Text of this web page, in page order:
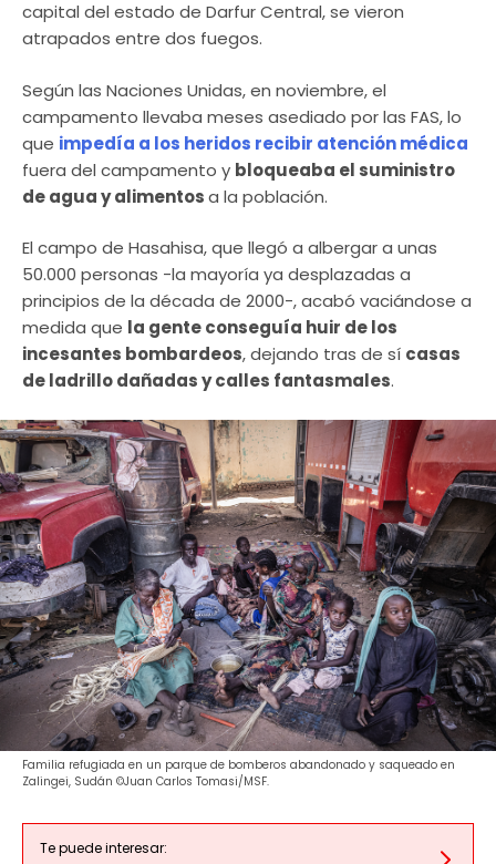
capital del estado de Darfur Central, se vieron
atrapados entre dos fuegos.
Según las Naciones Unidas, en noviembre, el
campamento llevaba meses asediado por las FAS, lo
que impedía a los heridos recibir atención médica
fuera del campamento y bloqueaba el suministro
de agua y alimentosa la población.
El campo de Hasahisa, que llegó a albergar a unas
50.000 personas -la mayoría ya desplazadas a
principios de la década de 2000-, acabó vaciándose a
medida que la gente conseguía huir de los
incesantes bombardeos, dejando tras de sí casas
de ladrillo dañadas y calles fantasmales.
Familia refugiada en un parque de bomberos abandonado y saqueado en
Zalingei, Sudán ©Juan Carlos Tomasi/MSF.
Te puede interesar: